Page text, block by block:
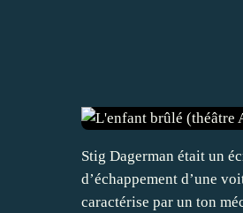
Stig Dagerman était un
d’échappement d’une
caractérise par un ton